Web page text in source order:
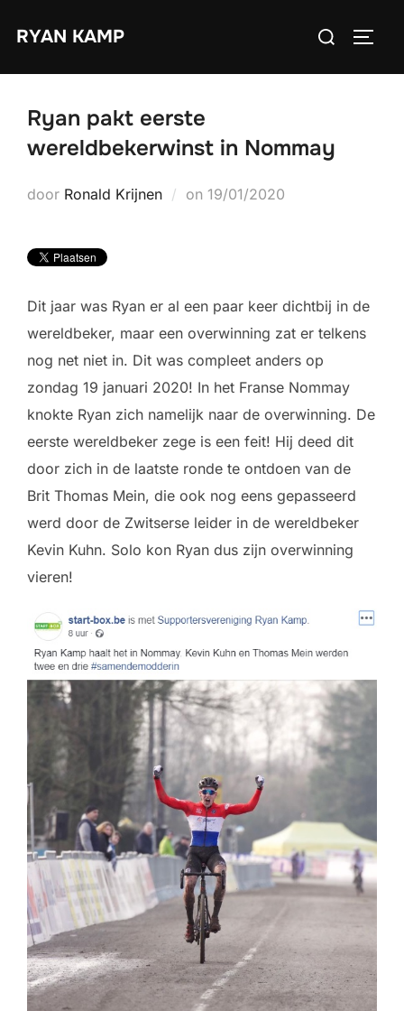
naarRYAN KAMP
Zoek
Ryan pakt eerste
wereldbekerwinst in Nommay
door Ronald Krijnen on Geplaatst
19/01/2020
Dit jaar was Ryan er al een paar keer dichtbij in de
wereldbeker, maar een overwinning zat er telkens
nog net niet in. Dit was compleet anders op
zondag 19 januari 2020! In het Franse Nommay
knokte Ryan zich namelijk naar de overwinning. De
eerste wereldbeker zege is een feit! Hij deed dit
door zich in de laatste ronde te ontdoen van de
Brit Thomas Mein, die ook nog eens gepasseerd
werd door de Zwitserse leider in de wereldbeker
Kevin Kuhn. Solo kon Ryan dus zijn overwinning
vieren!